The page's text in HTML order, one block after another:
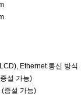
Ethernet 통신 방식
설 가능)
증설 가능)